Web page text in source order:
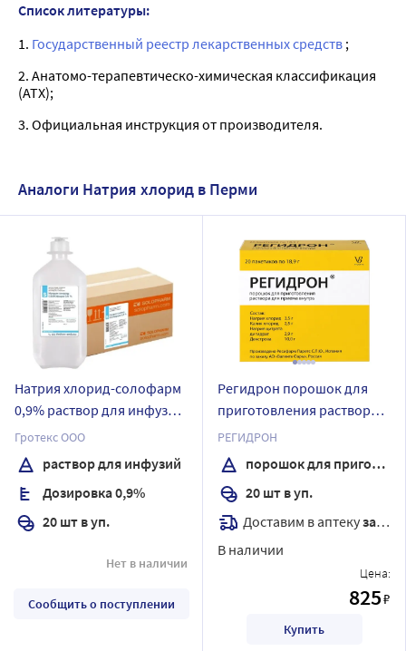
Список литературы:
1. Государственный реестр лекарственных средств ;
2. Анатомо-терапевтическо-химическая классификация
(ATX);
3. Официальная инструкция от производителя.
Аналоги Натрия хлорид в Перми
Натрия хлорид-солофарм
0,9% раствор для инфузий
500 мл флакон 20 шт.
Гротекс ООО
раствор для инфузий
Дозировка 0,9%
20 шт в уп.
Нет в наличии
Сообщить о поступлении
Регидрон порошок для
приготовления раствора
для приема внутрь
пакетик 20 шт.
РЕГИДРОН
порошок для приготовления раствора
20 шт в уп.
Доставим в аптекузавтра
В наличии
Цена:
825₽
Купить